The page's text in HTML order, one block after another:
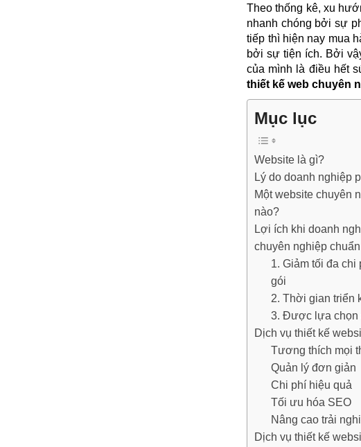
Theo thống kê, xu
nhanh chóng bởi sự
tiếp thì hiện nay mua
bởi sự tiện ích. Bởi
của mình là điều hết
thiết kế web chuyên
Mục lục
Website là gì?
Lý do doanh nghiệp
Một website chuyên
nào?
Lợi ích khi doanh
chuyên nghiệp
1. Giảm tối đa chi
gói
2. Thời gian triển
3. Được lựa chọn
Dịch vụ thiết kế
Tương thích mọi
Quản lý đơn giản
Chi phí hiệu quả
Tối ưu hóa SEO
Nâng cao trải
Dịch vụ thiết kế